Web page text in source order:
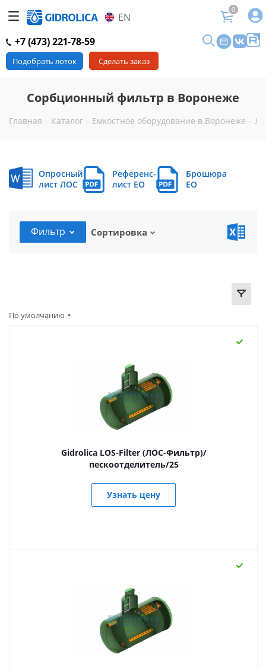
EN
0
+7 (473) 221-78-59
Подобрать лоток Сделать заказ
Сорбционный фильтр в Воронеже
Главная - Каталог - Емкостное оборудование в Воронеже -
Опросный
лист ЛОС
Референс-
лист EO
Брошюра
EO
Фильтр Сортировка
По умолчанию
Gidrolica LOS-Filter (ЛОС-Фильтр)/
пескоотделитель/25
Узнать цену